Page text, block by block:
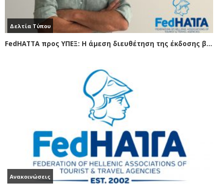
Δελτία Τύπου
FedHATTA προς ΥΠΕΞ: Η άμεση διευθέτηση της έκδοσης βίζας, «κλειδί» για τη μεγάλη αγορά της Ινδίας
Ανακοινώσεις